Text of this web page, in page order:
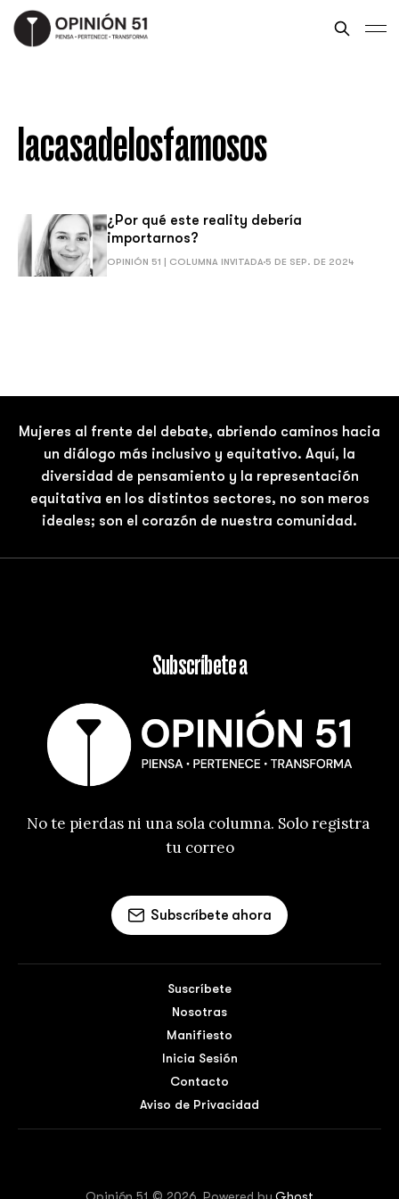
lacasadelosfamosos
¿Por qué este reality debería
importarnos?
OPINIÓN 51 | COLUMNA INVITADA 5 DE SEP. DE 2024
Mujeres al frente del debate, abriendo caminos hacia
un diálogo más inclusivo y equitativo. Aquí, la
diversidad de pensamiento y la representación
equitativa en los distintos sectores, no son meros
ideales; son el corazón de nuestra comunidad.
Subscríbete a
No te pierdas ni una sola columna. Solo registra
tu correo
Subscríbete ahora
Suscríbete
Nosotras
Manifiesto
Inicia Sesión
Contacto
Aviso de Privacidad